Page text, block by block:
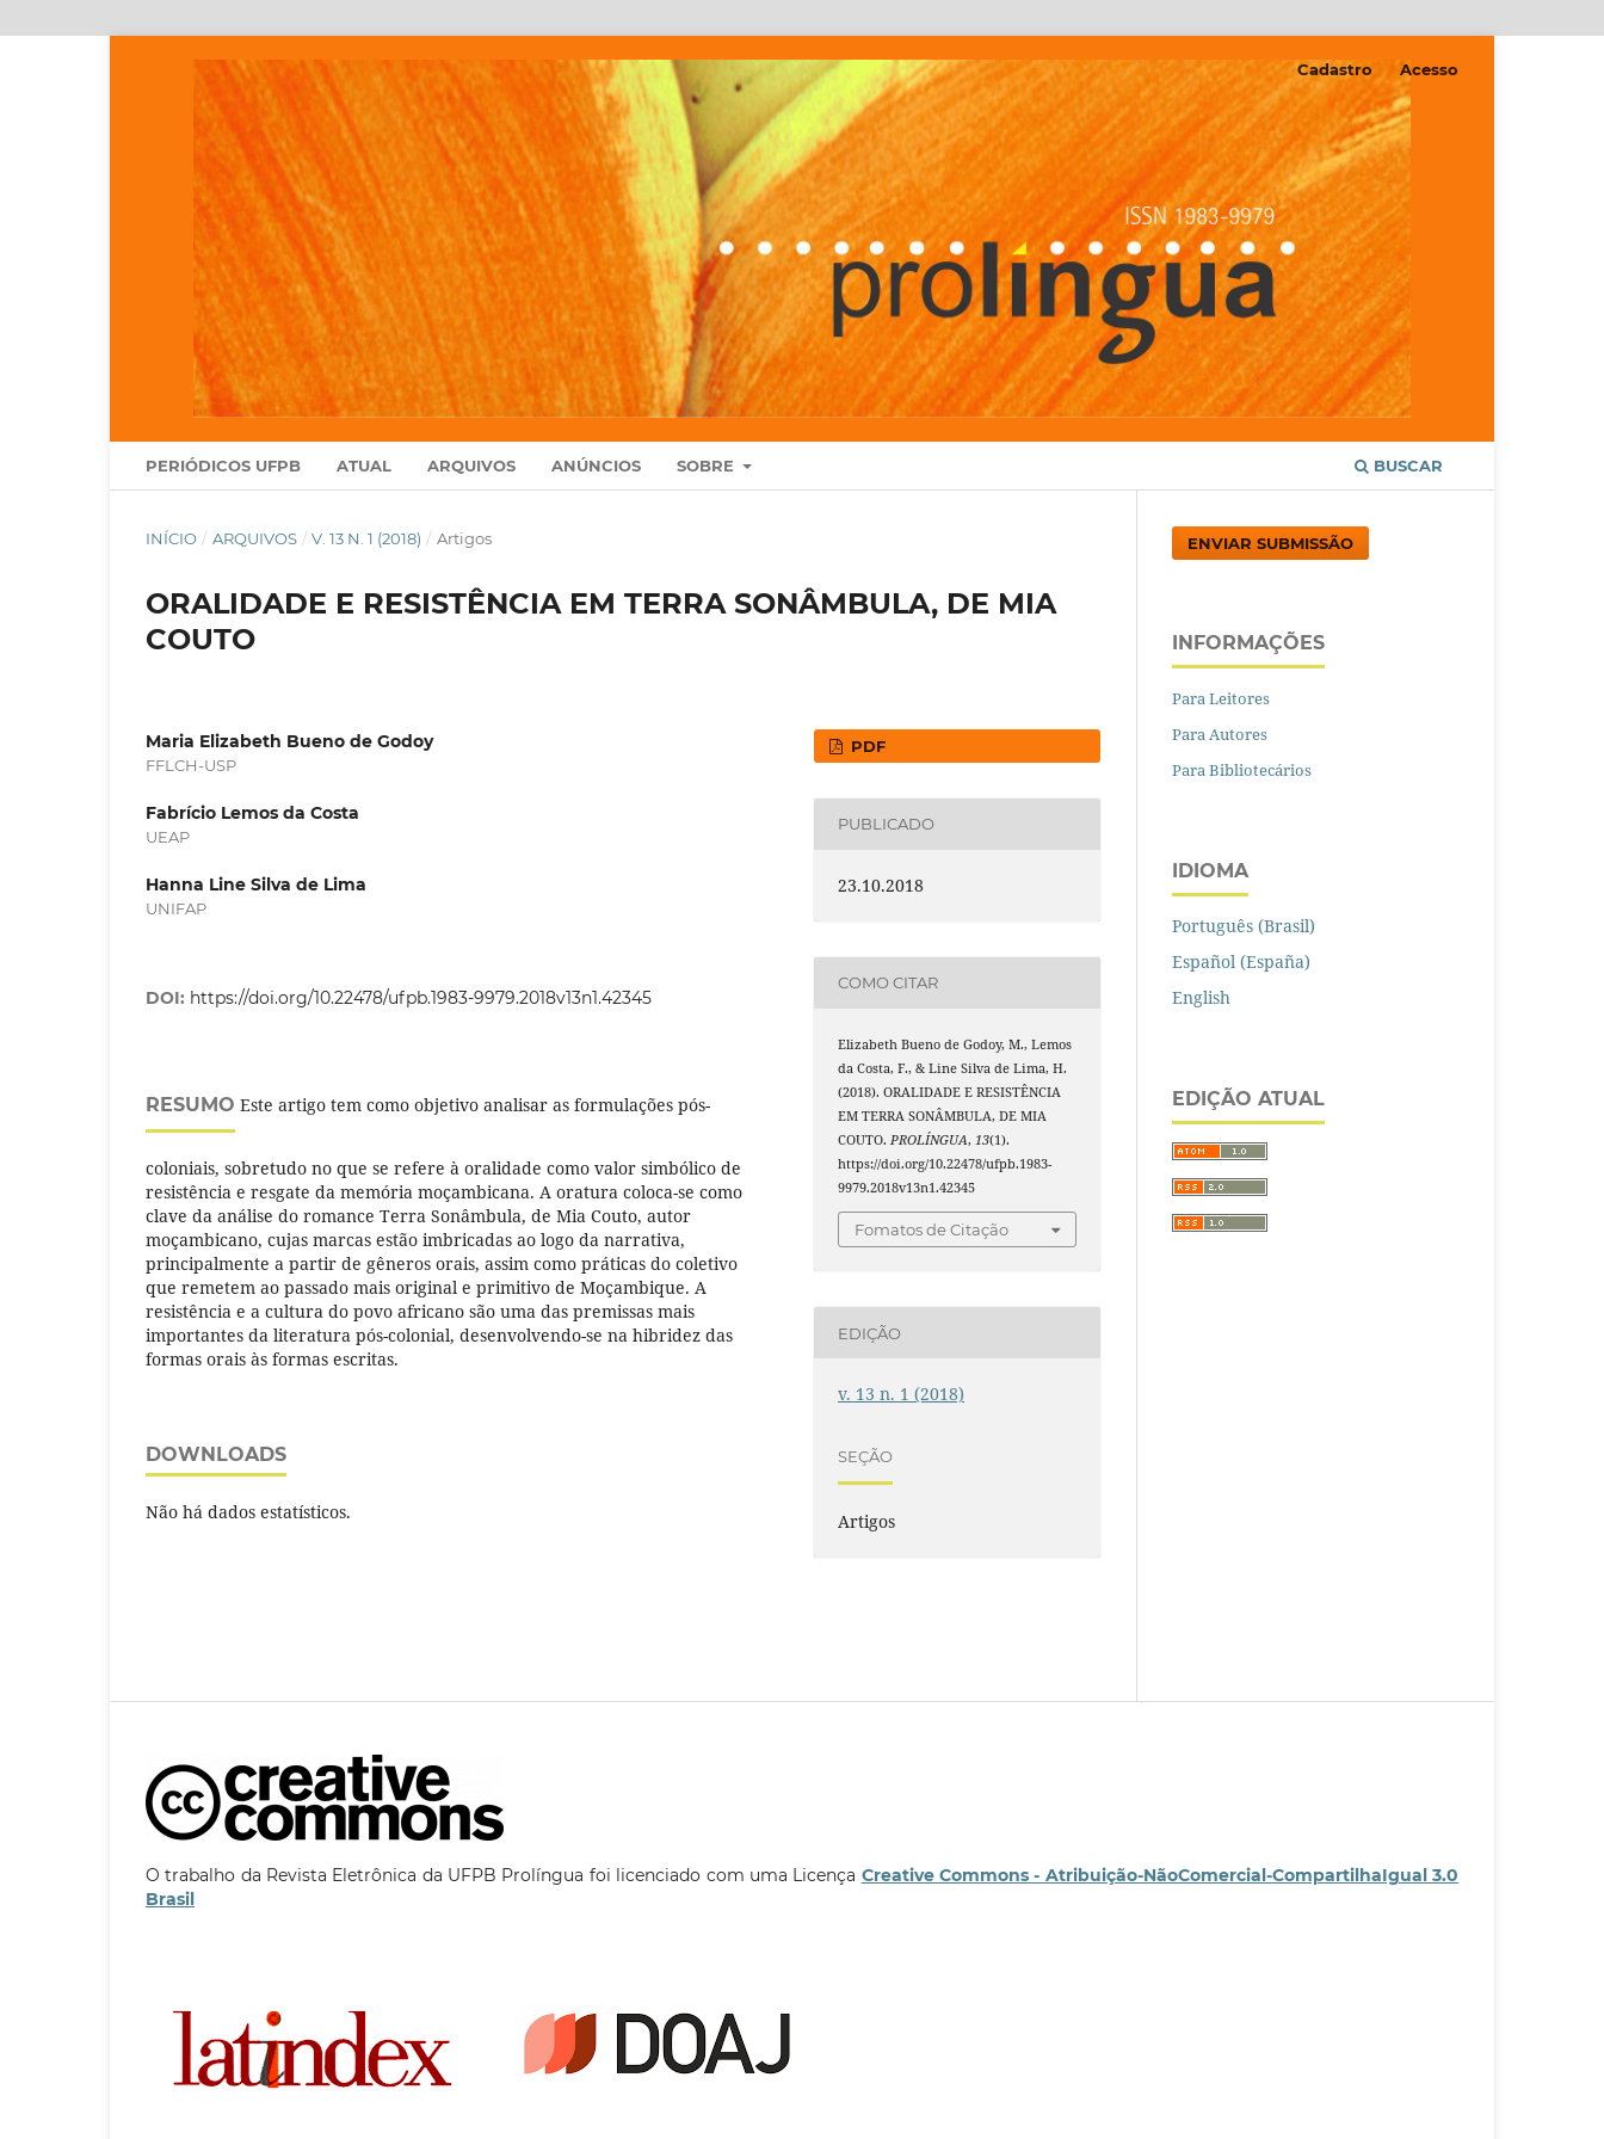
PERIÓDICOS UFPB ATUAL ARQUIVOS ANÚNCIOS SOBRE BUSCAR
Cadastro Acesso
INÍCIO / ARQUIVOS / V. 13 N. 1 (2018) / Artigos
ORALIDADE E RESISTÊNCIA EM TERRA SONÂMBULA, DE MIA
COUTO
Maria Elizabeth Bueno de Godoy
FFLCH-USP
Fabrício Lemos da Costa
UEAP
Hanna Line Silva de Lima
UNIFAP
DOI: https://doi.org/10.22478/ufpb.1983-9979.2018v13n1.42345
RESUMO Este artigo tem como objetivo analisar as formulações pós-
coloniais, sobretudo no que se refere à oralidade como valor simbólico de
resistência e resgate da memória moçambicana. A oratura coloca-se como
clave da análise do romance Terra Sonâmbula, de Mia Couto, autor
moçambicano, cujas marcas estão imbricadas ao logo da narrativa,
principalmente a partir de gêneros orais, assim como práticas do coletivo
que remetem ao passado mais original e primitivo de Moçambique. A
resistência e a cultura do povo africano são uma das premissas mais
importantes da literatura pós-colonial, desenvolvendo-se na hibridez das
formas orais às formas escritas.
DOWNLOADS
Não há dados estatísticos.
PDF
PUBLICADO
23.10.2018
COMO CITAR
Elizabeth Bueno de Godoy, M., Lemos
da Costa, F., & Line Silva de Lima, H.
(2018). ORALIDADE E RESISTÊNCIA
EM TERRA SONÂMBULA, DE MIA
COUTO.PROLÍNGUA,13(1).
https://doi.org/10.22478/ufpb.1983-
9979.2018v13n1.42345
Fomatos de Citação
EDIÇÃO
v. 13 n. 1 (2018)
SEÇÃO
Artigos
ENVIAR SUBMISSÃO
INFORMAÇÕES
Para Leitores
Para Autores
Para Bibliotecários
IDIOMA
Português (Brasil)
Español (España)
English
EDIÇÃO ATUAL
O trabalho da Revista Eletrônica da UFPB Prolíngua foi licenciado com uma Licença Creative Commons - Atribuição-NãoComercial-CompartilhaIgual 3.0
Brasil